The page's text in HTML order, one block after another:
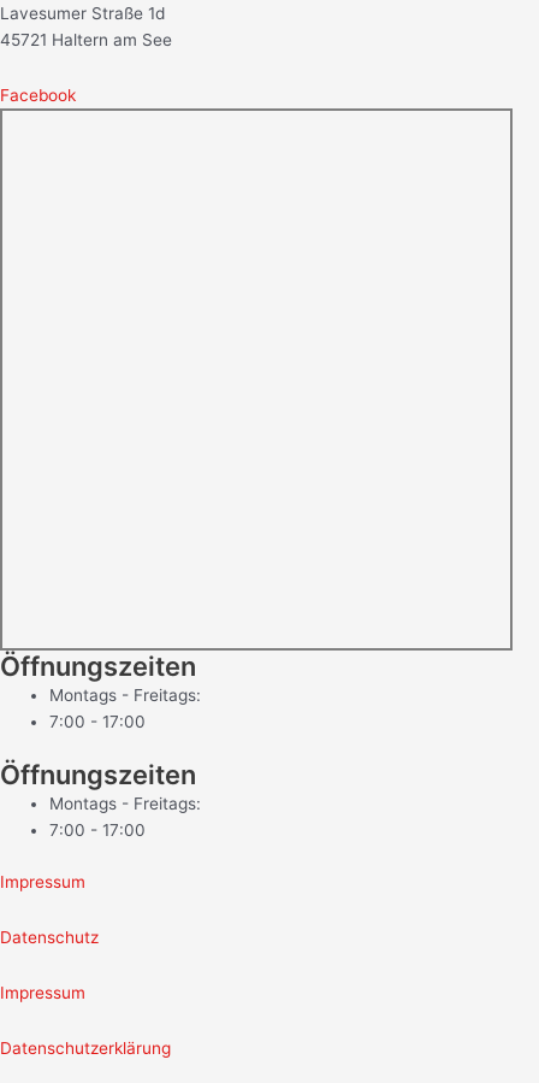
Lavesumer Straße 1d
45721 Haltern am See
Facebook
Öffnungszeiten
Montags - Freitags:
7:00 - 17:00
Öffnungszeiten
Montags - Freitags:
7:00 - 17:00
Impressum
Datenschutz
Impressum
Datenschutzerklärung